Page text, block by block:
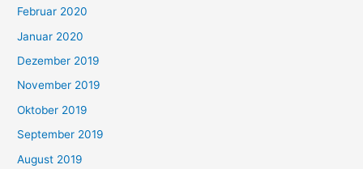
Februar 2020
Januar 2020
Dezember 2019
November 2019
Oktober 2019
September 2019
August 2019